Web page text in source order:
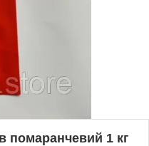
помаранчевий 1 кг